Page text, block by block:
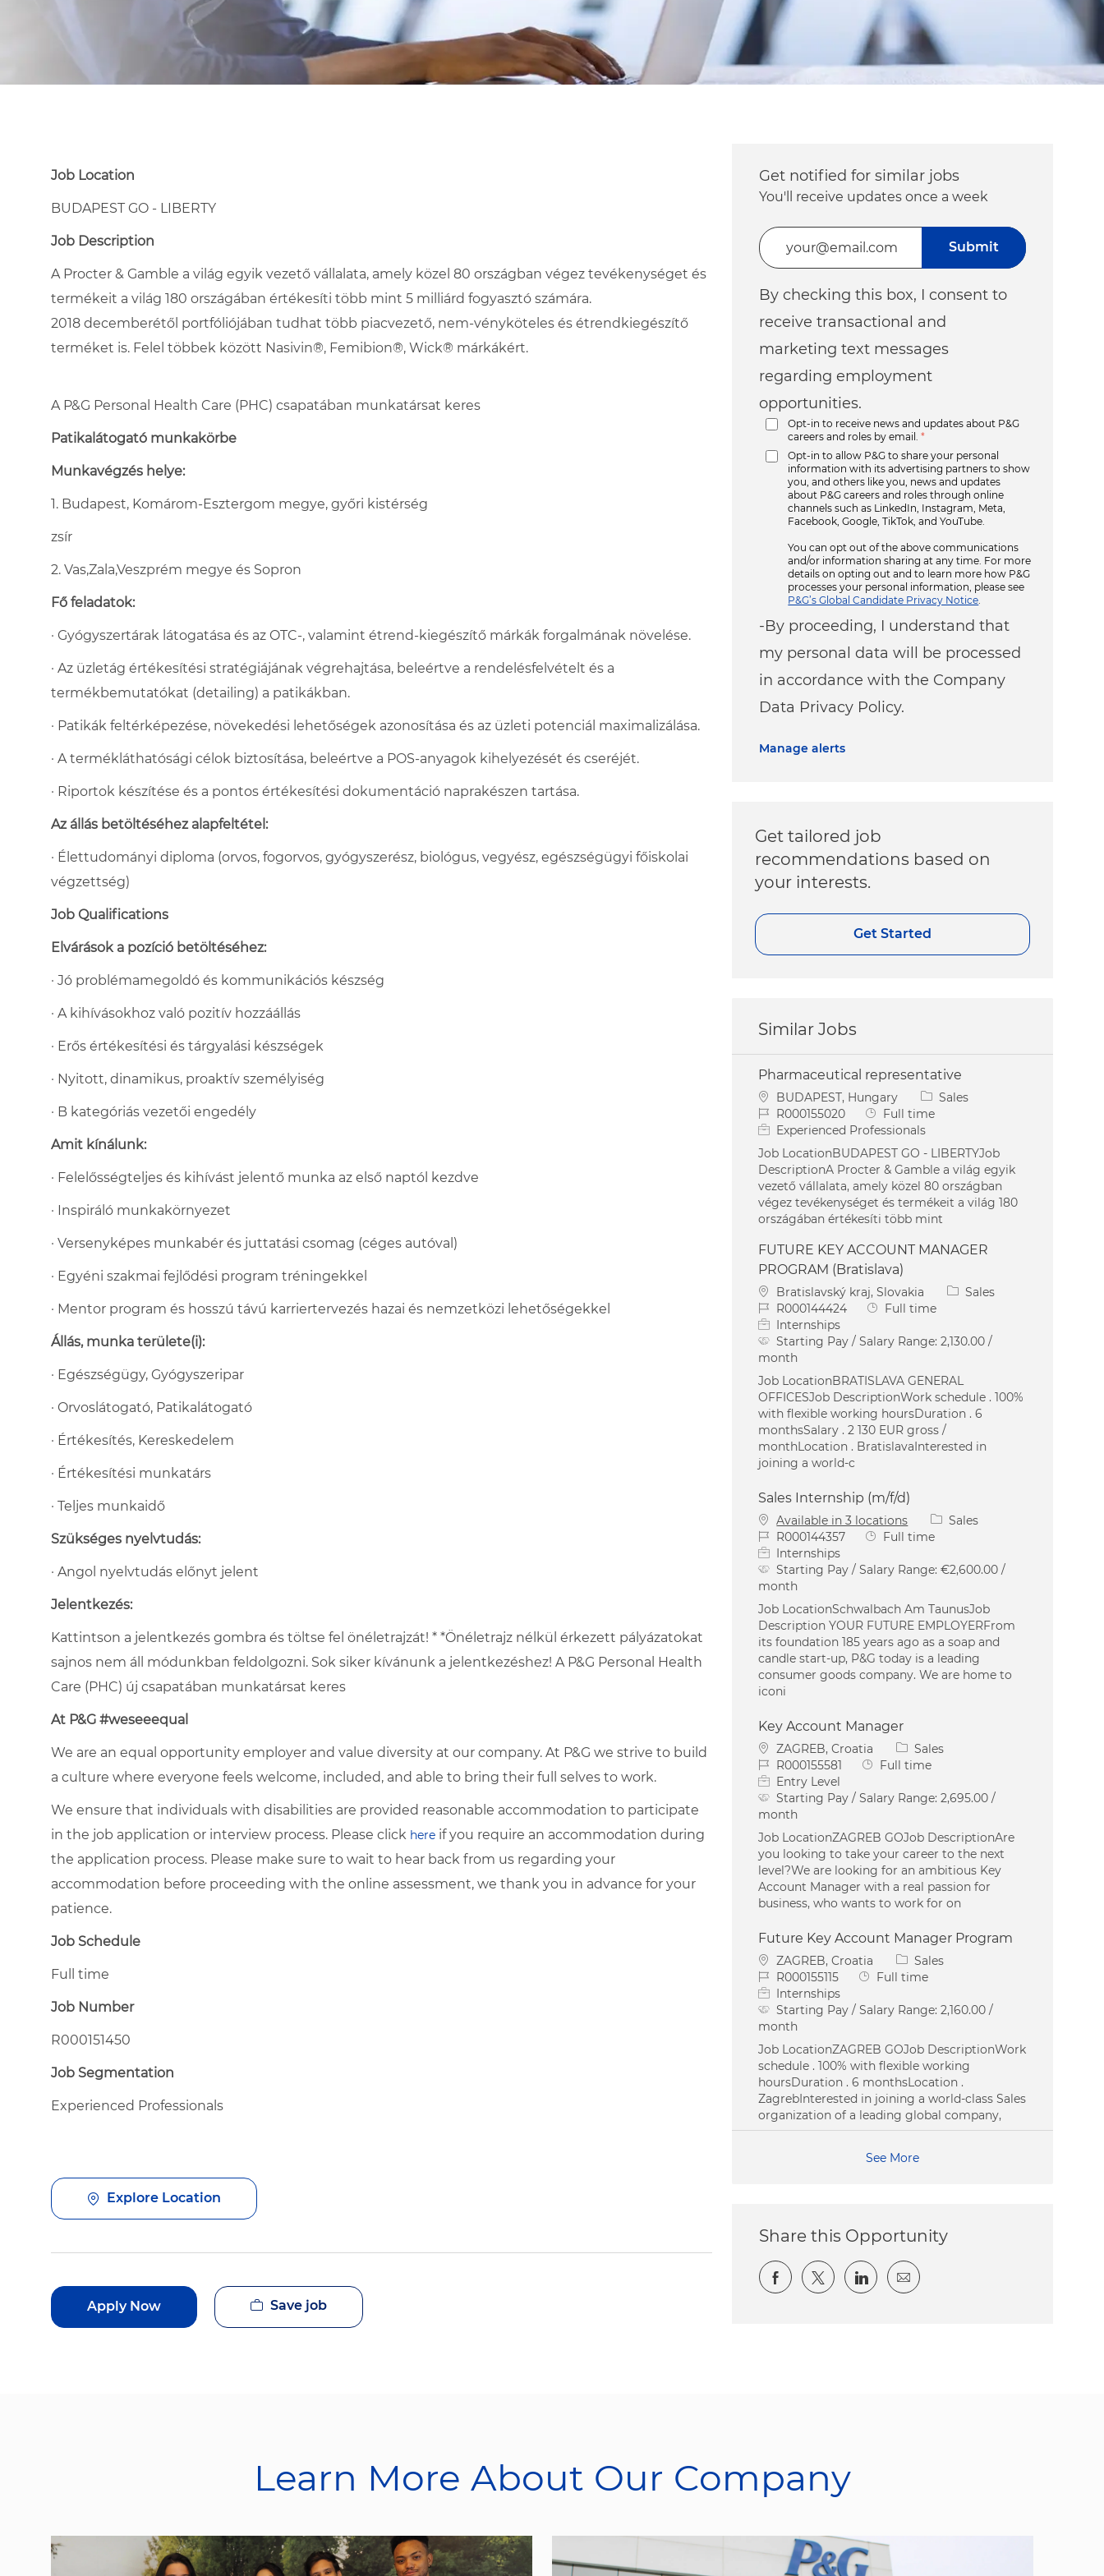
Job Location
BUDAPEST GO - LIBERTY
Job Description
A Procter & Gamble a világ egyik vezető vállalata, amely közel 80 országban végez tevékenységet és
termékeit a világ 180 országában értékesíti több mint 5 milliárd fogyasztó számára.
2018 decemberétől portfóliójában tudhat több piacvezető, nem-vényköteles és étrendkiegészítő
terméket is. Felel többek között Nasivin®, Femibion®, Wick® márkákért.
A P&G Personal Health Care (PHC) csapatában munkatársat keres
Patikalátogató munkakörbe
Munkavégzés helye:
1. Budapest, Komárom-Esztergom megye, győri kistérség
zsír
2. Vas,Zala,Veszprém megye és Sopron
Fő feladatok:
· Gyógyszertárak látogatása és az OTC-, valamint étrend-kiegészítő márkák forgalmának növelése.
· Az üzletág értékesítési stratégiájának végrehajtása, beleértve a rendelésfelvételt és a
termékbemutatókat (detailing) a patikákban.
· Patikák feltérképezése, növekedési lehetőségek azonosítása és az üzleti potenciál maximalizálása.
· A termékláthatósági célok biztosítása, beleértve a POS-anyagok kihelyezését és cseréjét.
· Riportok készítése és a pontos értékesítési dokumentáció naprakészen tartása.
Az állás betöltéséhez alapfeltétel:
· Élettudományi diploma (orvos, fogorvos, gyógyszerész, biológus, vegyész, egészségügyi főiskolai
végzettség)
Job Qualifications
Elvárások a pozíció betöltéséhez:
· Jó problémamegoldó és kommunikációs készség
· A kihívásokhoz való pozitív hozzáállás
· Erős értékesítési és tárgyalási készségek
· Nyitott, dinamikus, proaktív személyiség
· B kategóriás vezetői engedély
Amit kínálunk:
· Felelősségteljes és kihívást jelentő munka az első naptól kezdve
· Inspiráló munkakörnyezet
· Versenyképes munkabér és juttatási csomag (céges autóval)
· Egyéni szakmai fejlődési program tréningekkel
· Mentor program és hosszú távú karriertervezés hazai és nemzetközi lehetőségekkel
Állás, munka területe(i):
· Egészségügy, Gyógyszeripar
· Orvoslátogató, Patikalátogató
· Értékesítés, Kereskedelem
· Értékesítési munkatárs
· Teljes munkaidő
Szükséges nyelvtudás:
· Angol nyelvtudás előnyt jelent
Jelentkezés:
Kattintson a jelentkezés gombra és töltse fel önéletrajzát! * *Önéletrajz nélkül érkezett pályázatokat
sajnos nem áll módunkban feldolgozni. Sok siker kívánunk a jelentkezéshez! A P&G Personal Health
Care (PHC) új csapatában munkatársat keres
At P&G #weseeequal
We are an equal opportunity employer and value diversity at our company. At P&G we strive to build
a culture where everyone feels welcome, included, and able to bring their full selves to work.
We ensure that individuals with disabilities are provided reasonable accommodation to participate
in the job application or interview process. Please click here if you require an accommodation during
the application process. Please make sure to wait to hear back from us regarding your
accommodation before proceeding with the online assessment, we thank you in advance for your
patience.
Job Schedule
Full time
Job Number
R000151450
Job Segmentation
Experienced Professionals
Explore Location
Apply Now Save job
Get notified for similar jobs
You'll receive updates once a week
Enter Email address (Required)
By checking this box, I consent to
receive transactional and
marketing text messages
regarding employment
opportunities.
Opt-in to receive news and updates about P&G
careers and roles by email.
*
Opt-in to allow P&G to share your personal
information with its advertising partners to show
you, and others like you, news and updates
about P&G careers and roles through online
channels such as LinkedIn, Instagram, Meta,
Facebook, Google, TikTok, and YouTube.
You can opt out of the above communications
and/or information sharing at any time. For more
details on opting out and to learn more how P&G
processes your personal information, please see
P&G’s Global Candidate Privacy Notice
-By proceeding, I understand that
my personal data will be processed
in accordance with the Company
Data Privacy Policy.
Submit
Manage alerts
Get tailored job
recommendations based on
your interests.
Get Started
Similar Jobs
Pharmaceutical representative
Location
BUDAPEST, Hungary Category
Sales
Job IdR000155020 Job Type
Full time
Experienced Professionals
Job LocationBUDAPEST GO - LIBERTYJob
DescriptionA Procter & Gamble a világ egyik
vezető vállalata, amely közel 80 országban
végez tevékenységet és termékeit a világ 180
országában értékesíti több mint
FUTURE KEY ACCOUNT MANAGER
PROGRAM (Bratislava)
Location
Bratislavský kraj, Slovakia Category
Sales
Job IdR000144424 Job Type
Full time
Internships
Starting Pay / Salary Range:2,130.00 /
month
Job LocationBRATISLAVA GENERAL
OFFICESJob DescriptionWork schedule . 100%
with flexible working hoursDuration . 6
monthsSalary . 2 130 EUR gross /
monthLocation . BratislavaInterested in
joining a world-c
Sales Internship (m/f/d)
Available in 3 locations Category
Sales
Job IdR000144357 Job Type
Full time
Internships
Starting Pay / Salary Range:€2,600.00 /
month
Job LocationSchwalbach Am TaunusJob
Description YOUR FUTURE EMPLOYERFrom
its foundation 185 years ago as a soap and
candle start-up, P&G today is a leading
consumer goods company. We are home to
iconi
Key Account Manager
Location
ZAGREB, Croatia Category
Sales
Job IdR000155581 Job Type
Full time
Entry Level
Starting Pay / Salary Range:2,695.00 /
month
Job LocationZAGREB GOJob DescriptionAre
you looking to take your career to the next
level?We are looking for an ambitious Key
Account Manager with a real passion for
business, who wants to work for on
Future Key Account Manager Program
Location
ZAGREB, Croatia Category
Sales
Job IdR000155115 Job Type
Full time
Internships
Starting Pay / Salary Range:2,160.00 /
month
Job LocationZAGREB GOJob DescriptionWork
schedule . 100% with flexible working
hoursDuration . 6 monthsLocation .
ZagrebInterested in joining a world-class Sales
organization of a leading global company,
See More
Share this Opportunity
Share via Facebook
Share via twitter
Share via LinkedIn
Share via email
Learn More About Our Company